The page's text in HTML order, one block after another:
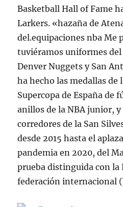
Basketball Hall of Fame
Larkers. «hazaña de
del.equipaciones nba Me
tuviéramos uniformes del
Denver Nuggets y San
ha hecho las medallas de
Supercopa de España de
anillos de la NBA junior, y
corredores de la San
desde 2015 hasta el
pandemia en 2020, del
prueba distinguida con la
federación internacional